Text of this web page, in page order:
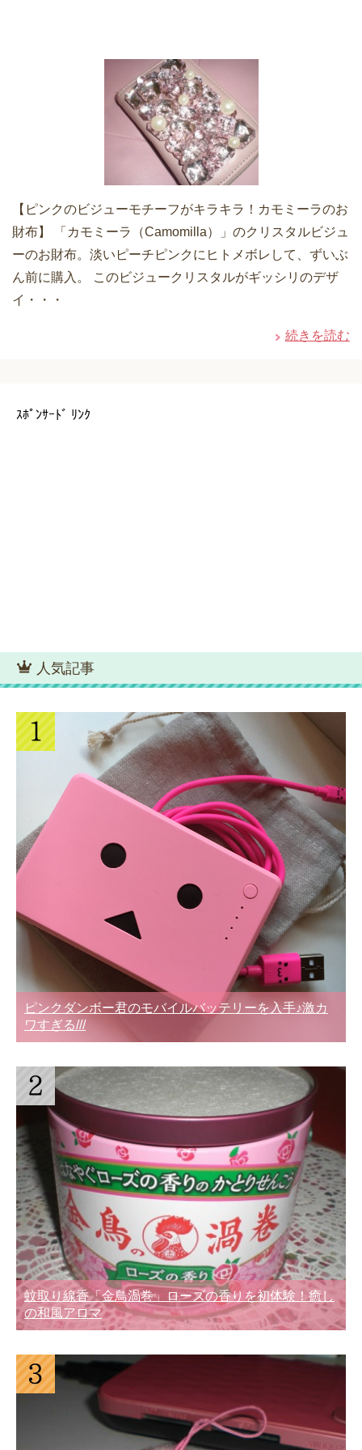
【ピンクのビジューモチーフがキラキラ！カモミーラのお
財布】 「カモミーラ（Camomilla）」のクリスタルビジュ
ーのお財布。淡いピーチピンクにヒトメボレして、ずいぶ
ん前に購入。 このビジュークリスタルがギッシリのデザ
イ・・・
続きを読む
ｽﾎﾟﾝｻｰﾄﾞ ﾘﾝｸ
人気記事
ピンクダンボー君のモバイルバッテリーを入手♪激カ
ワすぎる///
蚊取り線香「金鳥渦巻」ローズの香りを初体験！癒し
の和風アロマ